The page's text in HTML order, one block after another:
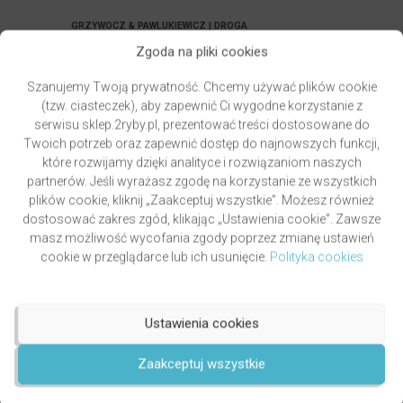
Zgoda na pliki cookies
Szanujemy Twoją prywatność. Chcemy używać plików cookie
(tzw. ciasteczek), aby zapewnić Ci wygodne korzystanie z
serwisu sklep.2ryby.pl, prezentować treści dostosowane do
Twoich potrzeb oraz zapewnić dostęp do najnowszych funkcji,
które rozwijamy dzięki analityce i rozwiązaniom naszych
partnerów. Jeśli wyrażasz zgodę na korzystanie ze wszystkich
plików cookie, kliknij „Zaakceptuj wszystkie”. Możesz również
dostosować zakres zgód, klikając „Ustawienia cookie”. Zawsze
masz możliwość wycofania zgody poprzez zmianę ustawień
cookie w przeglądarce lub ich usunięcie. Polityka cookies
Zaakceptuj wszystkie
Ustawienia cookies
GRZYWOCZ & PAWLUKIEWICZ | DROGA
na 5.
49,00zł
DODAJ DO KOSZYKA